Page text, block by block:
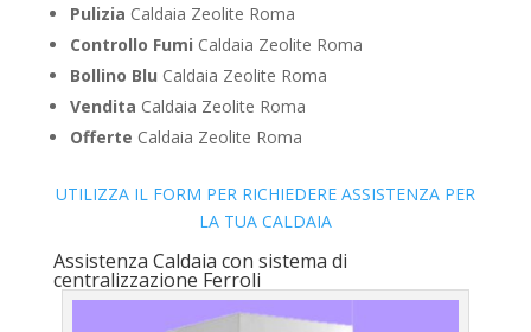
Pulizia Caldaia Zeolite Roma
Controllo Fumi Caldaia Zeolite Roma
Bollino Blu Caldaia Zeolite Roma
Vendita Caldaia Zeolite Roma
Offerte Caldaia Zeolite Roma
UTILIZZA IL FORM PER RICHIEDERE ASSISTENZA PER
LA TUA CALDAIA
Assistenza Caldaia con sistema di
centralizzazione Ferroli